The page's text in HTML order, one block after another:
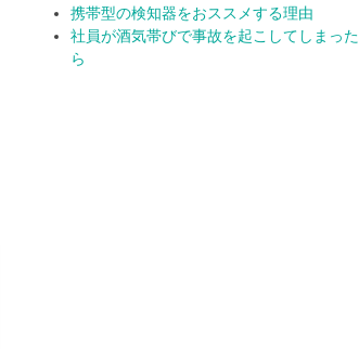
携帯型の検知器をおススメする理由
社員が酒気帯びで事故を起こしてしまった
ら